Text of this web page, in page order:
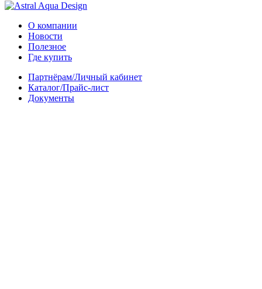
О компании
Новости
Полезное
Где купить
Партнёрам/Личный кабинет
Каталог/Прайс-лист
Документы